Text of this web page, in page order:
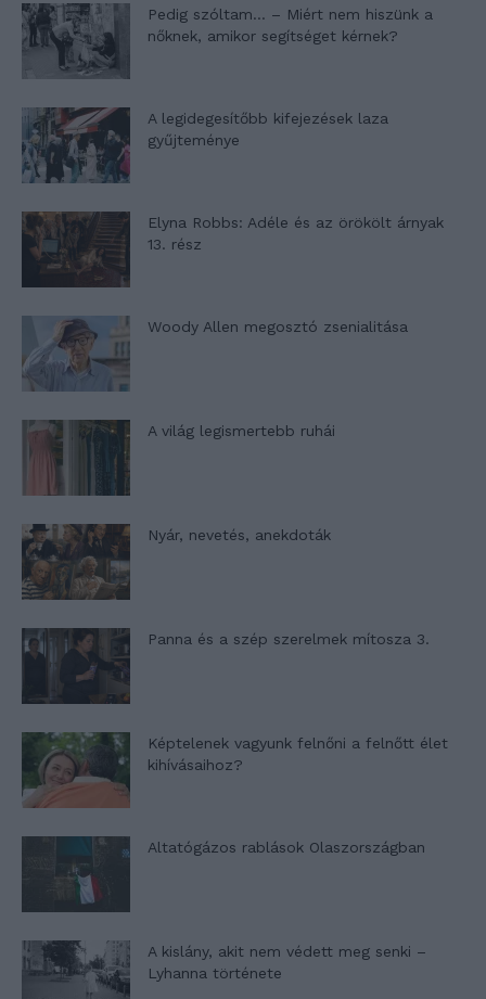
Pedig szóltam… – Miért nem hiszünk a
nőknek, amikor segítséget kérnek?
A legidegesítőbb kifejezések laza
gyűjteménye
Elyna Robbs: Adéle és az örökölt árnyak
13. rész
Woody Allen megosztó zsenialitása
A világ legismertebb ruhái
Nyár, nevetés, anekdoták
Panna és a szép szerelmek mítosza 3.
Képtelenek vagyunk felnőni a felnőtt élet
kihívásaihoz?
Altatógázos rablások Olaszországban
A kislány, akit nem védett meg senki –
Lyhanna története